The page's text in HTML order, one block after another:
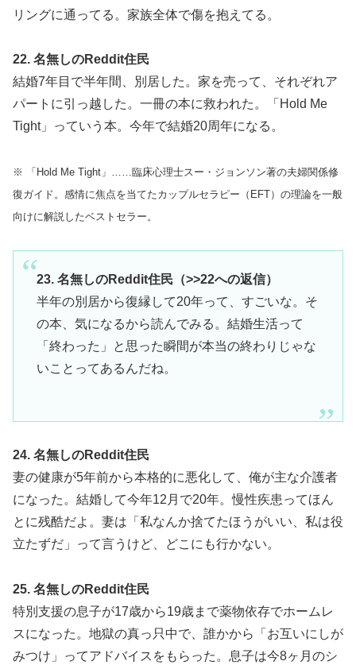
リングに通ってる。家族全体で傷を抱えてる。
22. 名無しのReddit住民
結婚7年目で半年間、別居した。家を売って、それぞれア
パートに引っ越した。一冊の本に救われた。「Hold Me
Tight」っていう本。今年で結婚20周年になる。
※ 「Hold Me Tight」……臨床心理士スー・ジョンソン著の夫婦関係修
復ガイド。感情に焦点を当てたカップルセラピー（EFT）の理論を一般
向けに解説したベストセラー。
23. 名無しのReddit住民（>>22への返信）
半年の別居から復縁して20年って、すごいな。そ
の本、気になるから読んでみる。結婚生活って
「終わった」と思った瞬間が本当の終わりじゃな
いことってあるんだね。
24. 名無しのReddit住民
妻の健康が5年前から本格的に悪化して、俺が主な介護者
になった。結婚して今年12月で20年。慢性疾患ってほん
とに残酷だよ。妻は「私なんか捨てたほうがいい、私は役
立たずだ」って言うけど、どこにも行かない。
25. 名無しのReddit住民
特別支援の息子が17歳から19歳まで薬物依存でホームレ
スになった。地獄の真っ只中で、誰かから「お互いにしが
みつけ」ってアドバイスをもらった。息子は今8ヶ月のシ